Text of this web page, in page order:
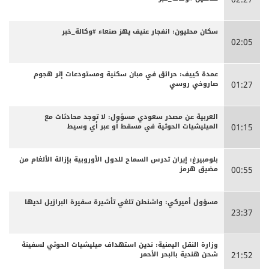
02:05
سكان محليون: انفجار عنيف يهز صنعاء #وكالة_خبر
01:27
عمدة كييف: حرائق في مبان سكنية ومستودعات إثر هجوم
صاروخي روسي
01:15
العربية عن مصدر سعودي مسؤول: لا توجد محادثات مع
الميليشيات الحوثية في مسقط أو عبر أي وسيط
00:55
بلومبيرغ: إيران تدرس السماح للدول الأوروبية بإزالة الألغام من
مضيق هرمز
23:37
مسؤول أميركي: واشنطن تلغي تأشيرة سفيرة البرازيل لديها
21:52
وزارة النقل اليمنية: ندين استهداف ميليشيات الحوثي لسفينة
شحن هندية بالبحر الأحمر